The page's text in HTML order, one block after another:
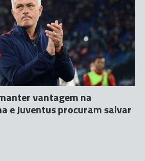
vantagem na
e Juventus procuram salvar